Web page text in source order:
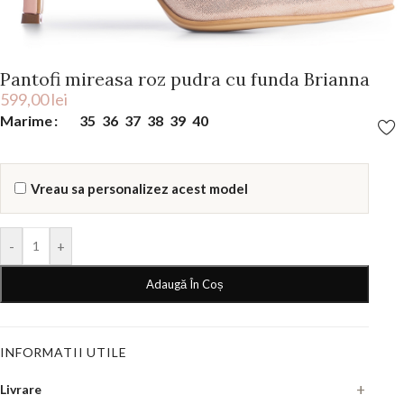
Pantofi mireasa roz pudra cu funda Brianna
599,00lei
Marime 35 36 37 38 39 40
Vreau sa personalizez acest model
- +
Adaugă În Coș
INFORMATII UTILE
Livrare